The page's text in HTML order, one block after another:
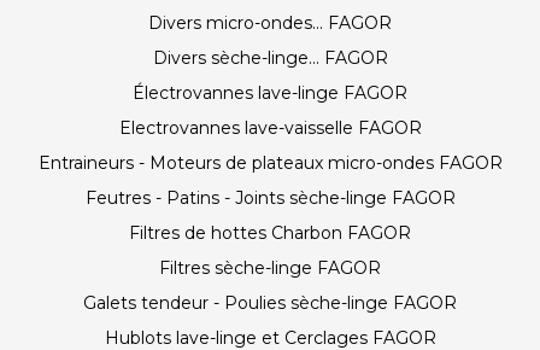
Divers micro-ondes... FAGOR
Divers sèche-linge... FAGOR
Électrovannes lave-linge FAGOR
Electrovannes lave-vaisselle FAGOR
Entraineurs - Moteurs de plateaux micro-ondes FAGOR
Feutres - Patins - Joints sèche-linge FAGOR
Filtres de hottes Charbon FAGOR
Filtres sèche-linge FAGOR
Galets tendeur - Poulies sèche-linge FAGOR
Hublots lave-linge et Cerclages FAGOR